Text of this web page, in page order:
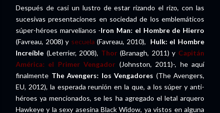
Después de casi un lustro de estar rizando el rizo, con las
sucesivas presentaciones en sociedad de los emblemáticos
súper-héroes marvelianos -Iron Man: el Hombre de Hierro
(Favreau, 2008) y secuela (Favreau, 2010), Hulk: el Hombre
Increíble (Leterrier, 2008), Thor(Branagh, 2011) y Capitán
América: el Primer Vengador (Johnston, 2011)-, he aquí
finalmente The Avengers: los Vengadores (The Avengers,
EU, 2012), la esperada reunión en la que, a los súper y anti-
héroes ya mencionados, se les ha agregado el letal arquero
Hawkeye y la sexy asesina Black Widow, ya vistos en alguna